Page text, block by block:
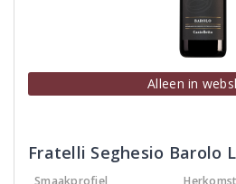
Alleen in
Fratelli Seghesio Barolo